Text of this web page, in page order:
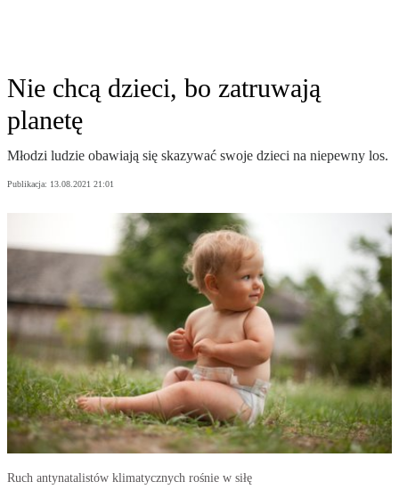
Nie chcą dzieci, bo zatruwają
planetę
Młodzi ludzie obawiają się skazywać swoje dzieci na niepewny los.
Publikacja: 13.08.2021 21:01
Ruch antynatalistów klimatycznych rośnie w siłę